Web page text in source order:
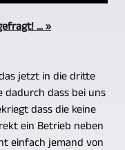
... »
jetzt in die dritte
dadurch dass bei uns
dass die keine
ein Betrieb neben
einfach jemand von